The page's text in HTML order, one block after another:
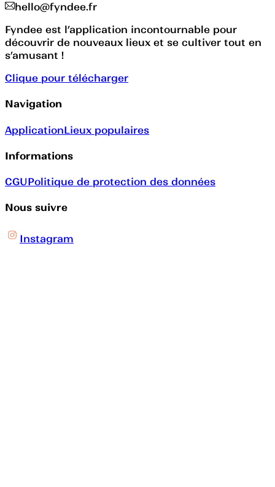
hello@fyndee.fr
Fyndee est l’application incontournable pour
découvrir de nouveaux lieux et se cultiver tout en
s’amusant !
Clique pour télécharger
Navigation
ApplicationLieux populaires
Informations
CGUPolitique de protection des données
Nous suivre
Instagram